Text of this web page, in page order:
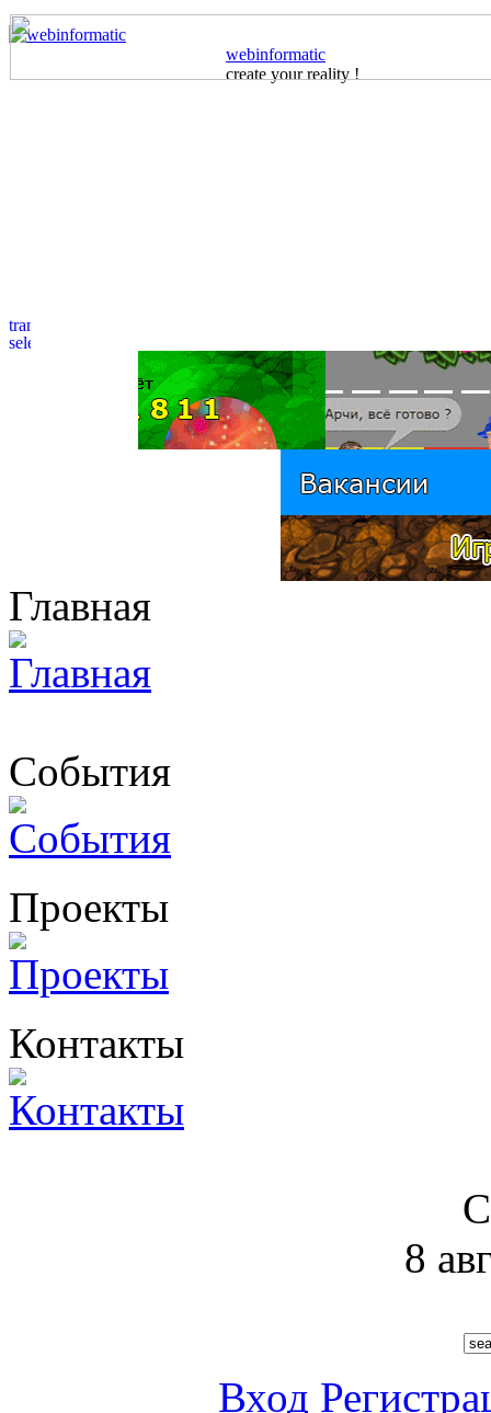
webinformatic
create your reality !
Главная
События
Проекты
Контакты
8
Вход